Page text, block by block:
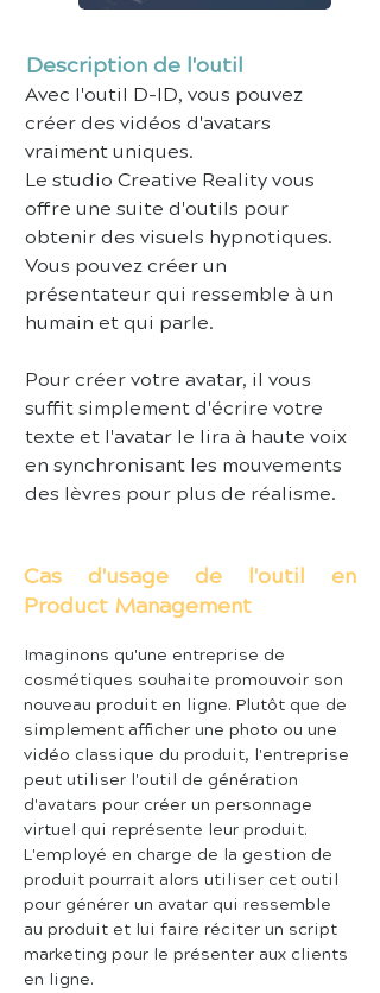
Description de l'outil
Avec l'outil D-ID, vous pouvez
créer des vidéos d'avatars
vraiment uniques.
Le studio Creative Reality vous
offre une suite d'outils pour
obtenir des visuels hypnotiques.
Vous pouvez créer un
présentateur qui ressemble à un
humain et qui parle.
Pour créer votre avatar, il vous
suffit simplement d'écrire votre
texte et l'avatar le lira à haute voix
en synchronisant les mouvements
des lèvres pour plus de réalisme.
Cas d'usage de l'outil en
Product Management
Imaginons qu'une entreprise de
cosmétiques souhaite promouvoir son
nouveau produit en ligne. Plutôt que de
simplement afficher une photo ou une
vidéo classique du produit, l'entreprise
peut utiliser l'outil de génération
d'avatars pour créer un personnage
virtuel qui représente leur produit.
L'employé en charge de la gestion de
produit pourrait alors utiliser cet outil
pour générer un avatar qui ressemble
au produit et lui faire réciter un script
marketing pour le présenter aux clients
en ligne.